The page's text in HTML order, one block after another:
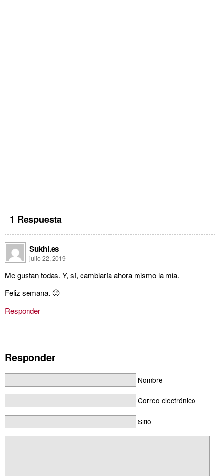
1 Respuesta
Sukhi.es
julio 22, 2019
Me gustan todas. Y, sí, cambiaría ahora mismo la mia.
Feliz semana. 🙂
Responder
Responder
Nombre
Correo electrónico
Sitio